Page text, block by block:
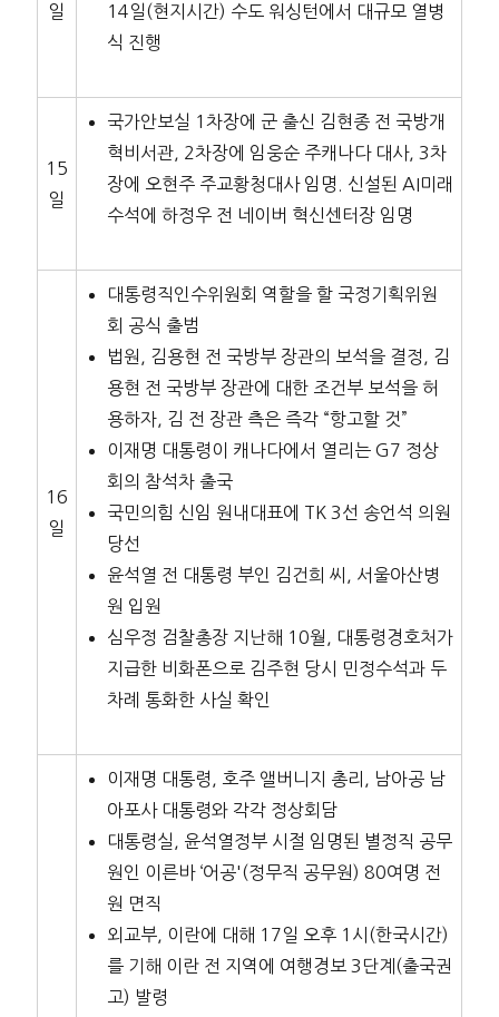
일
14일(현지시간) 수도 워싱턴에서 대규모 열병
식 진행
15
일
국가안보실 1차장에 군 출신 김현종 전 국방개
혁비서관, 2차장에 임웅순 주캐나다 대사, 3차
장에 오현주 주교황청대사 임명. 신설된 AI미래
수석에 하정우 전 네이버 혁신센터장 임명
16
일
대통령직인수위원회 역할을 할 국정기획위원
회 공식 출범
법원, 김용현 전 국방부 장관의 보석을 결정, 김
용현 전 국방부 장관에 대한 조건부 보석을 허
용하자, 김 전 장관 측은 즉각 “항고할 것”
이재명 대통령이 캐나다에서 열리는 G7 정상
회의 참석차 출국
국민의힘 신임 원내대표에 TK 3선 송언석 의원
당선
윤석열 전 대통령 부인 김건희 씨, 서울아산병
원 입원
심우정 검찰총장 지난해 10월, 대통령경호처가
지급한 비화폰으로 김주현 당시 민정수석과 두
차례 통화한 사실 확인
이재명 대통령, 호주 앨버니지 총리, 남아공 남
아포사 대통령와 각각 정상회담
대통령실, 윤석열정부 시절 임명된 별정직 공무
원인 이른바 ‘어공'(정무직 공무원) 80여명 전
원 면직
외교부, 이란에 대해 17일 오후 1시(한국시간)
를 기해 이란 전 지역에 여행경보 3단계(출국권
고) 발령